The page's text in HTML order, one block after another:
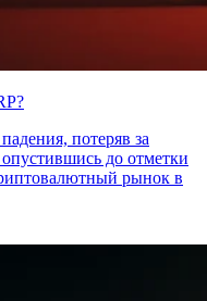
потеряв за
до отметки
рынок в